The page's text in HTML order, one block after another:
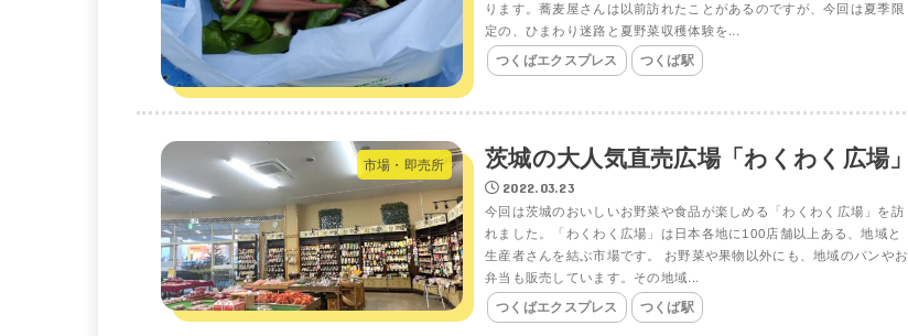
ります。蕎麦屋さんは以前訪れたことがあるのですが、今回は夏季限
定の、ひまわり迷路と夏野菜収穫体験を...
つくばエクスプレス つくば駅
市場・即売所 茨城の大人気直売広場「わくわく広場」
2022.03.23
今回は茨城のおいしいお野菜や食品が楽しめる「わくわく広場」を訪
れました。「わくわく広場」は日本各地に100店舗以上ある、地域と
生産者さんを結ぶ市場です。 お野菜や果物以外にも、地域のパンやお
弁当も販売しています。その地域...
つくばエクスプレス つくば駅